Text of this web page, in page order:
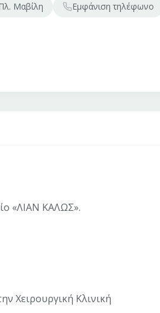
Μαβίλη Εμφάνιση τηλέφωνο
«ΛΙΑΝ ΚΑΛΩΣ».
Χειρουργική Κλινική